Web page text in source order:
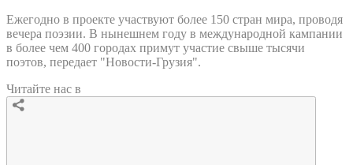
Ежегодно в проекте участвуют более 150 стран мира, проводя
вечера поэзии. В нынешнем году в международной кампании
в более чем 400 городах примут участие свыше тысячи
поэтов, передает "Новости-Грузия".
Читайте нас в